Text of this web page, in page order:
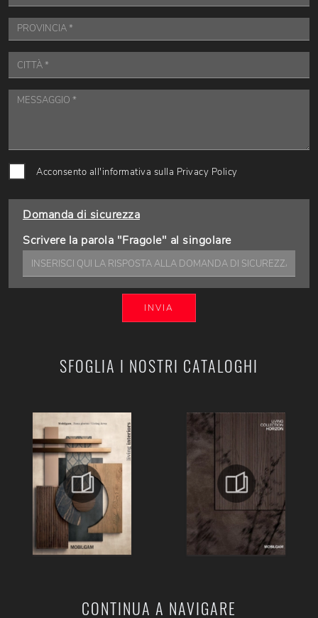
SFOGLIA I NOSTRI CATALOGHI
CONTINUA A NAVIGARE
Acconsento all'informativa sulla Privacy Policy
Domanda di sicurezza
Scrivere la parola "Fragole" al singolare
INVIA